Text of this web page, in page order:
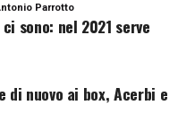
Parrotto
sono: nel 2021 serve
di nuovo ai box, Acerbi e